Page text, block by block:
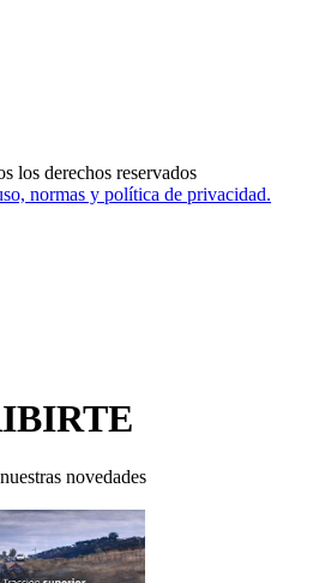
los derechos reservados
normas y política de privacidad.
novedades